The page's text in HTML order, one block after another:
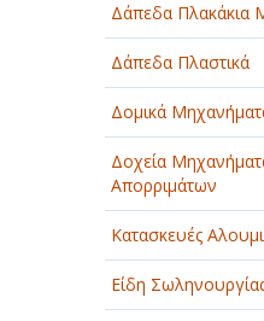
Δάπεδα Πλακάκια
Δάπεδα Πλαστικά
Δομικά
Δοχεία
Απορριμάτων
Κατασκευές
Είδη